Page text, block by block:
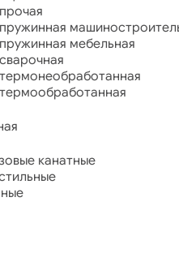
мебельная
канатные